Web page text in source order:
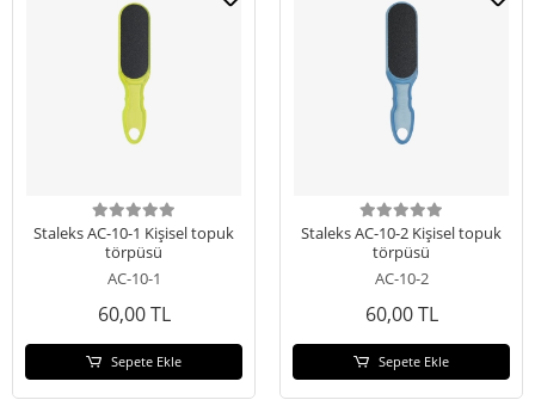
Staleks AC-10-1 Kişisel topuk
törpüsü
AC-10-1
60,00 TL
Sepete Ekle
Staleks AC-10-2 Kişisel topuk
törpüsü
AC-10-2
60,00 TL
Sepete Ekle